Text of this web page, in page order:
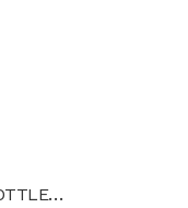
Botella de Combustible FUEL BOTTLE L (1.0 L) TACTICAL OPTIMUS